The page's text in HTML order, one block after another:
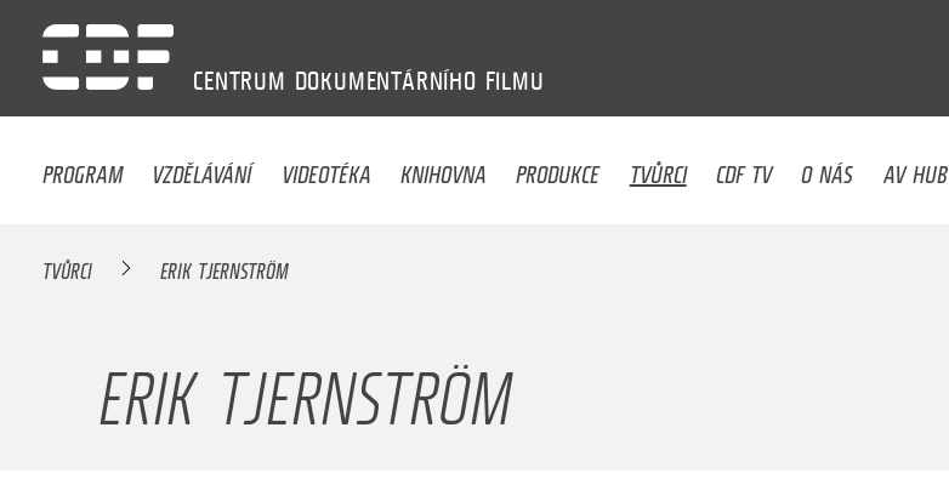
CENTRUM DOKUMENTÁRNÍHO FILMU
PROGRAM VZDĚLÁVÁNÍ VIDEOTÉKA KNIHOVNA PRODUKCE TVŮRCI CDF TV O NÁS AV HUB
TVŮRCI ERIK TJERNSTRÖM
ERIK TJERNSTRÖM